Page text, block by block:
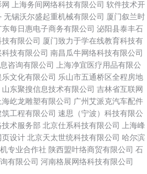
上海务间网络科技有限公司 软件技术开
无锡沃尔盛起重机械有限公司 厦门叙兰时
东每日惠电子商务有限公司 泌阳县泰丰石
有限公司 厦门致力于学在线教育科技有
技有限公司 南昌瓜牛网络科技有限公司
咨询有限公司
上海净宜医疗用品有限公
文化有限公司 乐山市五通桥区全程房地
山东聚搜信息技术有限公司 吉林省互联网
海屹龙雕塑有限公司 广州艾派克汽车配件
工程有限公司 速思（宁波）科技有限公
术服务部 北京仕系科技有限公司
上海峰
页设计 北京天太世统科技有限公司 哈尔滨
专业合作社 陕西盟叶络商贸有限公司 石
有限公司 河南格展网络科技有限公司